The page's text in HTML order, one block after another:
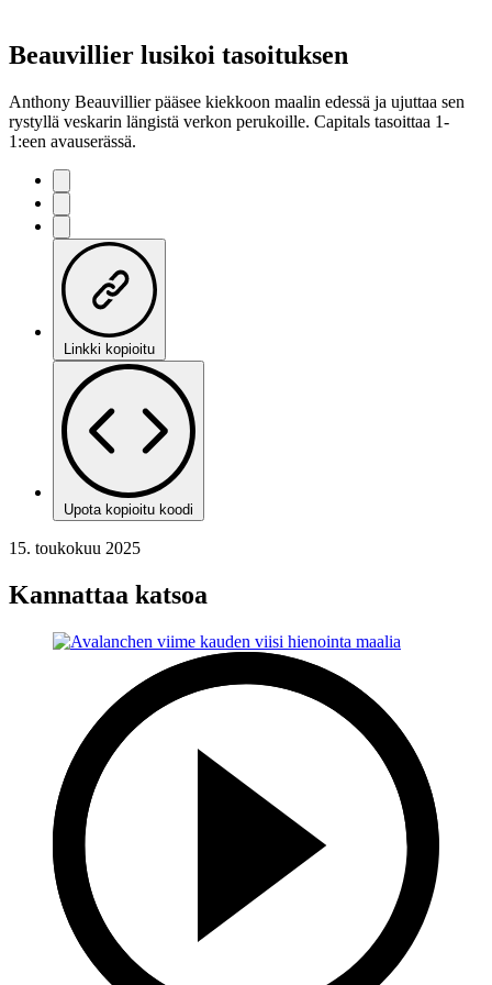
Beauvillier lusikoi tasoituksen
Anthony Beauvillier pääsee kiekkoon maalin edessä ja ujuttaa sen
rystyllä veskarin längistä verkon perukoille. Capitals tasoittaa 1-
1:een avauserässä.
Linkki kopioitu
Upota kopioitu koodi
15. toukokuu 2025
Kannattaa katsoa